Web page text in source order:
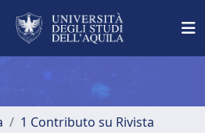
1 Contributo su Rivista